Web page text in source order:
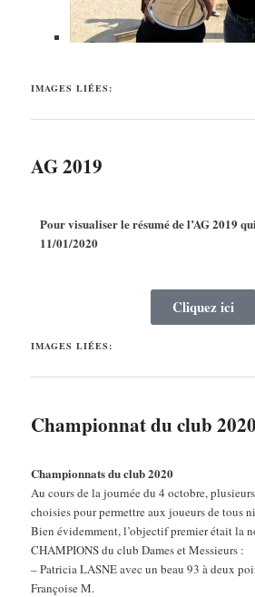
IMAGES LIÉES:
AG 2019
Pour visualiser le résumé de l’AG 2019
11/01/2020
Cliquez ici
IMAGES LIÉES:
Championnat du club 2020
Championnats du club 2020
Au cours de la journée du 4 octobre,
choisies pour permettre aux joueurs de tous
Bien évidemment, l’objectif premier était la
CHAMPIONS du club Dames et Messieurs :
– Patricia LASNE avec un beau 93 à deux
Françoise M.